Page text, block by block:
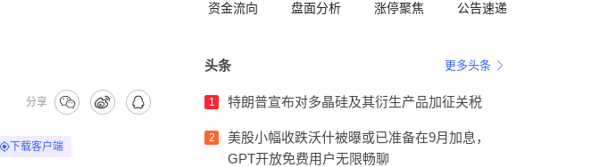
分享
下载客户端
资金流向 盘面分析 涨停聚焦 公告速递
头条 更多头条
1 特朗普宣布对多晶硅及其衍生产品加征关税
2
美股小幅收跌沃什被曝或已准备在9月加息，
GPT开放免费用户无限畅聊